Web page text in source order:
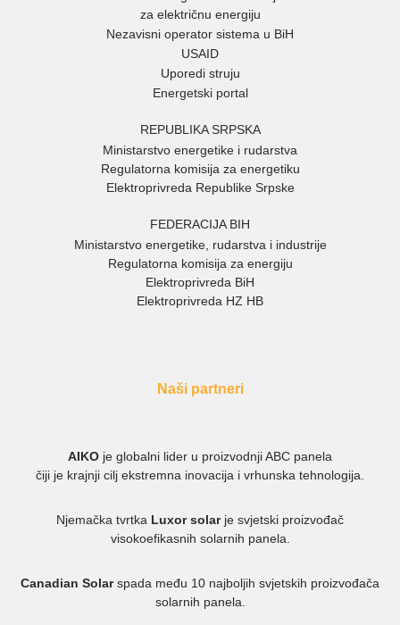
za električnu energiju
Nezavisni operator sistema u BiH
USAID
Uporedi struju
Energetski portal
REPUBLIKA SRPSKA
Ministarstvo energetike i rudarstva
Regulatorna komisija za energetiku
Elektroprivreda Republike Srpske
FEDERACIJA BIH
Ministarstvo energetike, rudarstva i industrije
Regulatorna komisija za energiju
Elektroprivreda BiH
Elektroprivreda HZ HB
Naši partneri
AIKO je globalni lider u proizvodnji ABC panela
čiji je krajnji cilj ekstremna inovacija i vrhunska tehnologija.
Njemačka tvrtka Luxor solarje svjetski proizvođač
visokoefikasnih solarnih panela.
Canadian Solarspada među 10 najboljih svjetskih proizvođača
solarnih panela.